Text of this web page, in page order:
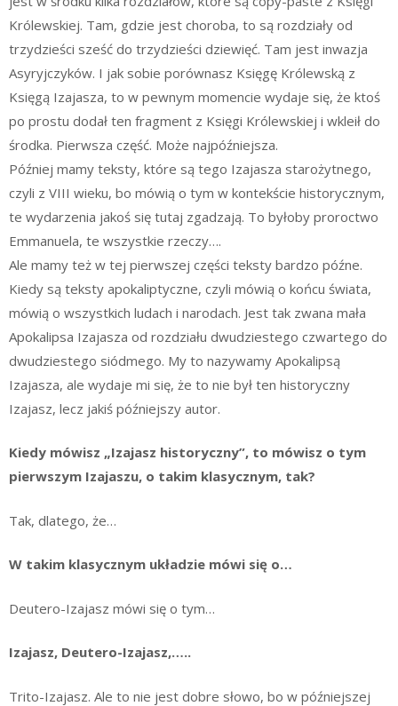
Królewskiej. Tam, gdzie jest choroba, to są rozdziały od
trzydzieści sześć do trzydzieści dziewięć. Tam jest inwazja
Asyryjczyków. I jak sobie porównasz Księgę Królewską z
Księgą Izajasza, to w pewnym momencie wydaje się, że ktoś
po prostu dodał ten fragment z Księgi Królewskiej i wkleił do
środka. Pierwsza część. Może najpóźniejsza.
Później mamy teksty, które są tego Izajasza starożytnego,
czyli z VIII wieku, bo mówią o tym w kontekście historycznym,
te wydarzenia jakoś się tutaj zgadzają. To byłoby proroctwo
Emmanuela, te wszystkie rzeczy….
Ale mamy też w tej pierwszej części teksty bardzo późne.
Kiedy są teksty apokaliptyczne, czyli mówią o końcu świata,
mówią o wszystkich ludach i narodach. Jest tak zwana mała
Apokalipsa Izajasza od rozdziału dwudziestego czwartego do
dwudziestego siódmego. My to nazywamy Apokalipsą
Izajasza, ale wydaje mi się, że to nie był ten historyczny
Izajasz, lecz jakiś późniejszy autor.
Kiedy mówisz „Izajasz historyczny”, to mówisz o tym
pierwszym Izajaszu, o takim klasycznym, tak?
Tak, dlatego, że…
W takim klasycznym układzie mówi się o…
Deutero-Izajasz mówi się o tym…
Izajasz, Deutero-Izajasz,…..
Trito-Izajasz. Ale to nie jest dobre słowo, bo w późniejszej